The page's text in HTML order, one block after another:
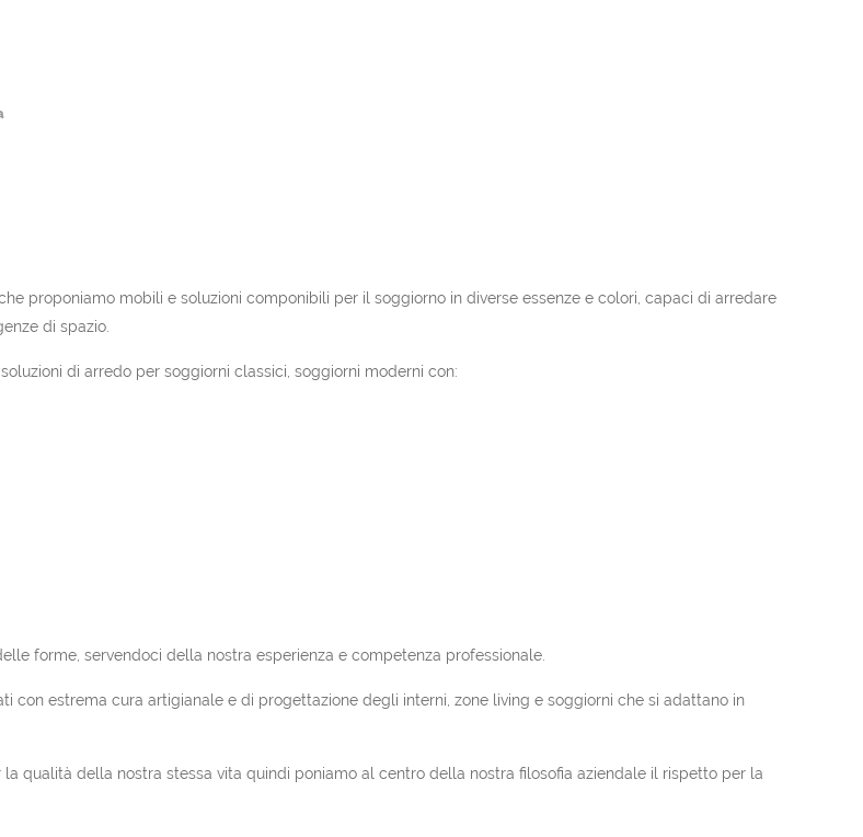
proponiamo mobili e soluzioni componibili per il soggiorno in diverse essenze e colori, capaci di arredare
di spazio.
di arredo per soggiorni classici, soggiorni moderni con:
forme, servendoci della nostra esperienza e competenza professionale.
con estrema cura artigianale e di progettazione degli interni, zone living e soggiorni che si adattano in
qualità della nostra stessa vita quindi poniamo al centro della nostra filosofia aziendale il rispetto per la